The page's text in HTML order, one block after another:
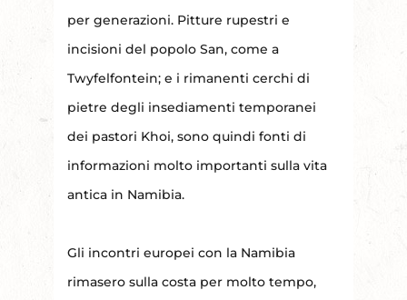
per generazioni. Pitture rupestri e
incisioni del popolo San, come a
Twyfelfontein; e i rimanenti cerchi di
pietre degli insediamenti temporanei
dei pastori Khoi, sono quindi fonti di
informazioni molto importanti sulla vita
antica in Namibia.
Gli incontri europei con la Namibia
rimasero sulla costa per molto tempo,